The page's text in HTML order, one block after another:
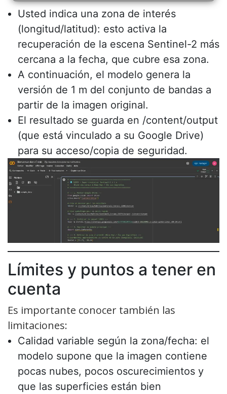
Usted indica una zona de interés
(longitud/latitud): esto activa la
recuperación de la escena Sentinel-2 más
cercana a la fecha, que cubre esa zona.
A continuación, el modelo genera la
versión de 1 m del conjunto de bandas a
partir de la imagen original.
El resultado se guarda en /content/output
(que está vinculado a su Google Drive)
para su acceso/copia de seguridad.
Límites y puntos a tener en
cuenta
Es importante conocer también las
limitaciones:
Calidad variable según la zona/fecha: el
modelo supone que la imagen contiene
pocas nubes, pocos oscurecimientos y
que las superficies están bien